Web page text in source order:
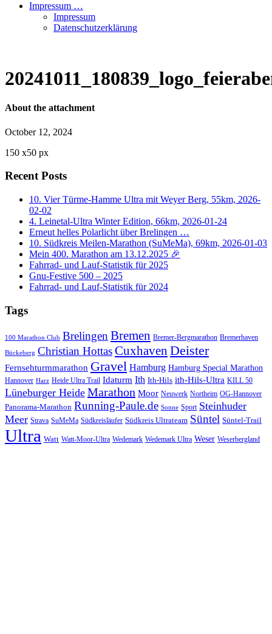
Impressum …
Impressum
Datenschutzerklärung
About the attachment
October 12, 2024
150 x50 px
Recent Posts
10. Vier Türme-Hamme Ultra mit Weyer Berg, 55km, 2026-
02-02
4. Leinetal-Ultra Winter Edition, 66km, 2026-01-24
Erneut helles Polarlicht über Brelingen …
10. Südkreis Meilen-Marathon (SuMeMa), 69km, 2026-01-03
Mein 400. Marathon am 13.12.2025 🎉
Fahrrad- und Lauf-Statistik für 2025
Gnu-Festive 500 – 2025
Fahrrad- und Lauf-Statistik für 2024
Tags
100 Marathon Club BrelingenBremen Bremer-Bergmarathon Bremerhaven
Bückeberg Christian HottasCuxhaven Deister
Fernsehturmmarathon Gravel Hamburg Hamburg Special Marathon
Hannover Harz Heide Ultra Trail Idaturm Ith Ith-Hils ith-Hils-Ultra KILL 50
Lüneburger Heide Marathon Moor Neuwerk Northeim OG-Hannover
Panorama-Marathon Running-Paule.de Sonne Sport Steinhuder
Meer Strava SuMeMa Südkreisläufer Südkreis Ultrateam Süntel Süntel-Trail
Ultra Watt Watt-Moor-Ultra Wedemark Wedemark Ultra Weser Weserbergland